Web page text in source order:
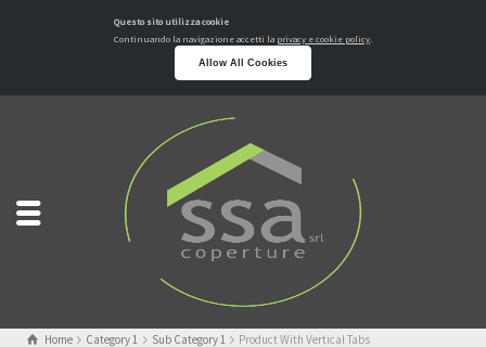
Home Category 1 Sub Category 1 Product With Vertical Tabs
Questo sito utilizza cookie
Continuando la navigazione accetti la privacy e cookie policy.
Allow All Cookies